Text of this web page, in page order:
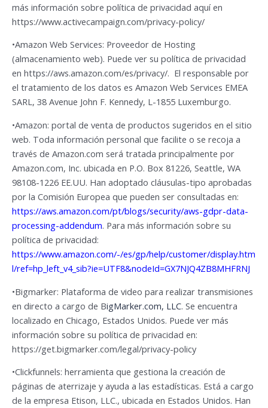
más información sobre política de privacidad aquí en
https://www.activecampaign.com/privacy-policy/
•Amazon Web Services: Proveedor de Hosting
(almacenamiento web). Puede ver su política de privacidad
en https://aws.amazon.com/es/privacy/. El responsable por
el tratamiento de los datos es Amazon Web Services EMEA
SARL, 38 Avenue John F. Kennedy, L-1855 Luxemburgo.
•Amazon: portal de venta de productos sugeridos en el sitio
web. Toda información personal que facilite o se recoja a
través de Amazon.com será tratada principalmente por
Amazon.com, Inc. ubicada en P.O. Box 81226, Seattle, WA
98108-1226 EE.UU. Han adoptado cláusulas-tipo aprobadas
por la Comisión Europea que pueden ser consultadas en:
https://aws.amazon.com/pt/blogs/security/aws-gdpr-data-
processing-addendum. Para más información sobre su
política de privacidad:
https://www.amazon.com/-/es/gp/help/customer/display.htm
l/ref=hp_left_v4_sib?ie=UTF8&nodeId=GX7NJQ4ZB8MHFRNJ
•Bigmarker: Plataforma de video para realizar transmisiones
en directo a cargo de BigMarker.com, LLC. Se encuentra
localizado en Chicago, Estados Unidos. Puede ver más
información sobre su política de privacidad en:
https://get.bigmarker.com/legal/privacy-policy
•Clickfunnels: herramienta que gestiona la creación de
páginas de aterrizaje y ayuda a las estadísticas. Está a cargo
de la empresa Etison, LLC., ubicada en Estados Unidos. Han